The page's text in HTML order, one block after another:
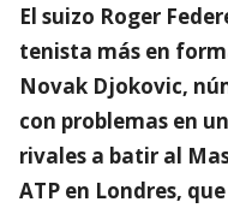
El suizo Roger
tenista más en
Novak Djokovic,
con problemas en
rivales a batir al
ATP en Londres,